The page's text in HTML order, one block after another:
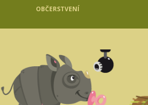
OBČERSTVENÍ